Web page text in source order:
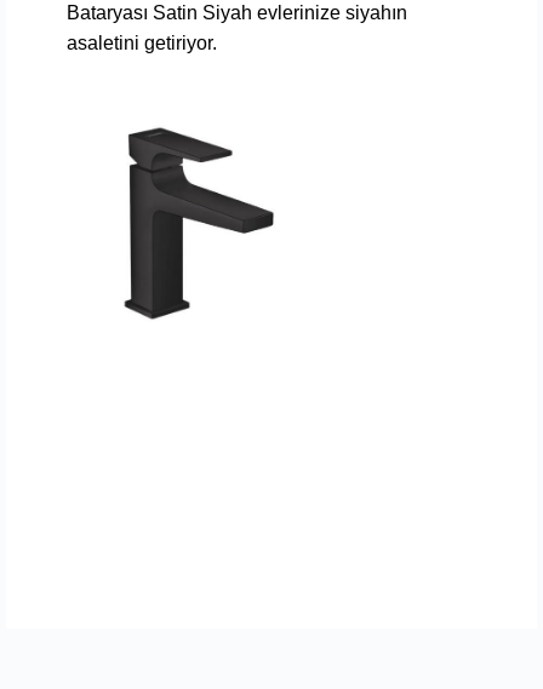
Bataryası Satin Siyah evlerinize siyahın
asaletini getiriyor.